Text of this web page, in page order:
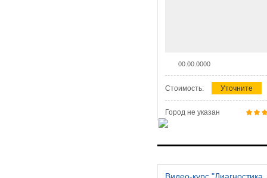
00.00.0000
Стоимость: Уточните
Город не указан